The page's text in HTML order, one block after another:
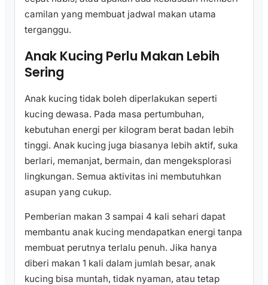
camilan yang membuat jadwal makan utama
terganggu.
Anak Kucing Perlu Makan Lebih
Sering
Anak kucing tidak boleh diperlakukan seperti
kucing dewasa. Pada masa pertumbuhan,
kebutuhan energi per kilogram berat badan lebih
tinggi. Anak kucing juga biasanya lebih aktif, suka
berlari, memanjat, bermain, dan mengeksplorasi
lingkungan. Semua aktivitas ini membutuhkan
asupan yang cukup.
Pemberian makan 3 sampai 4 kali sehari dapat
membantu anak kucing mendapatkan energi tanpa
membuat perutnya terlalu penuh. Jika hanya
diberi makan 1 kali dalam jumlah besar, anak
kucing bisa muntah, tidak nyaman, atau tetap